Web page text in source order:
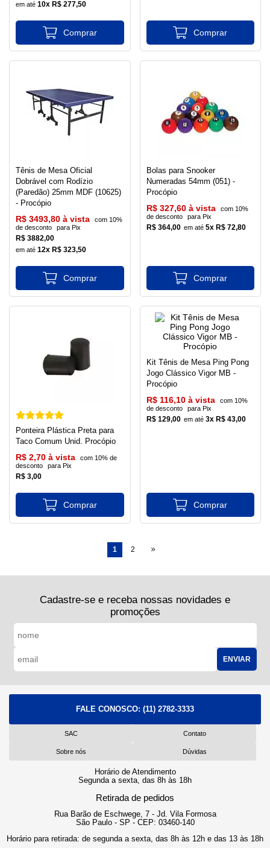
10x R$ 277,50
Tênis de Mesa Oficial
Dobrável com Rodízio
(Paredão) 25mm MDF (10625)
- Procópio
R$ 3882,00
12x R$ 323,50
R$ 3493,80 à vista
com 10%
de desconto
para Pix
Bolas para Snooker
Numeradas 54mm (051) -
Procópio
R$ 364,00 5x R$ 72,80
R$ 327,60 à vista
com 10%
de desconto
para Pix
Ponteira Plástica Preta para
Taco Comum Unid. Procópio
R$ 3,00
R$ 2,70 à vista
com 10% de
desconto
para Pix
Kit Tênis de Mesa Ping Pong
Jogo Clássico Vigor MB -
Procópio
R$ 129,00 3x R$ 43,00
R$ 116,10 à vista
com 10%
de desconto
para Pix
1 2
Cadastre-se e receba nossas novidades e
promoções
ENVIAR
FALE CONOSCO: (11) 2782-3333
SAC Contato
Sobre nós Dúvidas
Horário de Atendimento
Segunda a sexta, das 8h às 18h
Retirada de pedidos
Rua Barão de Eschwege, 7 - Jd. Vila Formosa
São Paulo - SP - CEP: 03460-140
Horário para retirada: de segunda a sexta, das 8h às 12h e das 13 às 18h